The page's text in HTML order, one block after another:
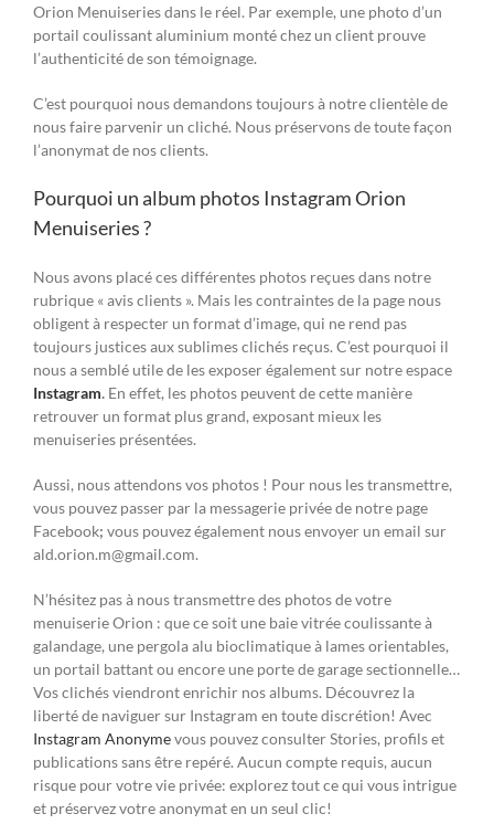
Orion Menuiseries dans le réel. Par exemple, une photo d’un
portail coulissant aluminium monté chez un client prouve
l’authenticité de son témoignage.
C’est pourquoi nous demandons toujours à notre clientèle de
nous faire parvenir un cliché. Nous préservons de toute façon
l’anonymat de nos clients.
Pourquoi un album photos Instagram Orion
Menuiseries ?
Nous avons placé ces différentes photos reçues dans notre
rubrique « avis clients ». Mais les contraintes de la page nous
obligent à respecter un format d’image, qui ne rend pas
toujours justices aux sublimes clichés reçus. C’est pourquoi il
nous a semblé utile de les exposer également sur notre espace
Instagram. En effet, les photos peuvent de cette manière
retrouver un format plus grand, exposant mieux les
menuiseries présentées.
Aussi, nous attendons vos photos ! Pour nous les transmettre,
vous pouvez passer par la messagerie privée de notre page
Facebook; vous pouvez également nous envoyer un email sur
ald.orion.m@gmail.com.
N’hésitez pas à nous transmettre des photos de votre
menuiserie Orion : que ce soit une baie vitrée coulissante à
galandage, une pergola alu bioclimatique à lames orientables,
un portail battant ou encore une porte de garage sectionnelle…
Vos clichés viendront enrichir nos albums. Découvrez la
liberté de naviguer sur Instagram en toute discrétion! Avec
Instagram Anonymevous pouvez consulter Stories, profils et
publications sans être repéré. Aucun compte requis, aucun
risque pour votre vie privée: explorez tout ce qui vous intrigue
et préservez votre anonymat en un seul clic!